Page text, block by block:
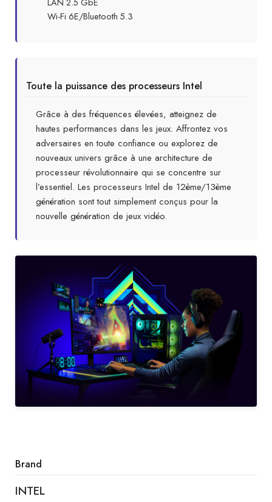
Wi-Fi 6E/Bluetooth 5.3
Toute la puissance des processeurs Intel
Grâce à des fréquences élevées, atteignez de
hautes performances dans les jeux. Affrontez vos
adversaires en toute confiance ou explorez de
nouveaux univers grâce à une architecture de
processeur révolutionnaire qui se concentre sur
l’essentiel. Les processeurs Intel de 12ème/13ème
génération sont tout simplement conçus pour la
nouvelle génération de jeux vidéo.
Brand
INTEL